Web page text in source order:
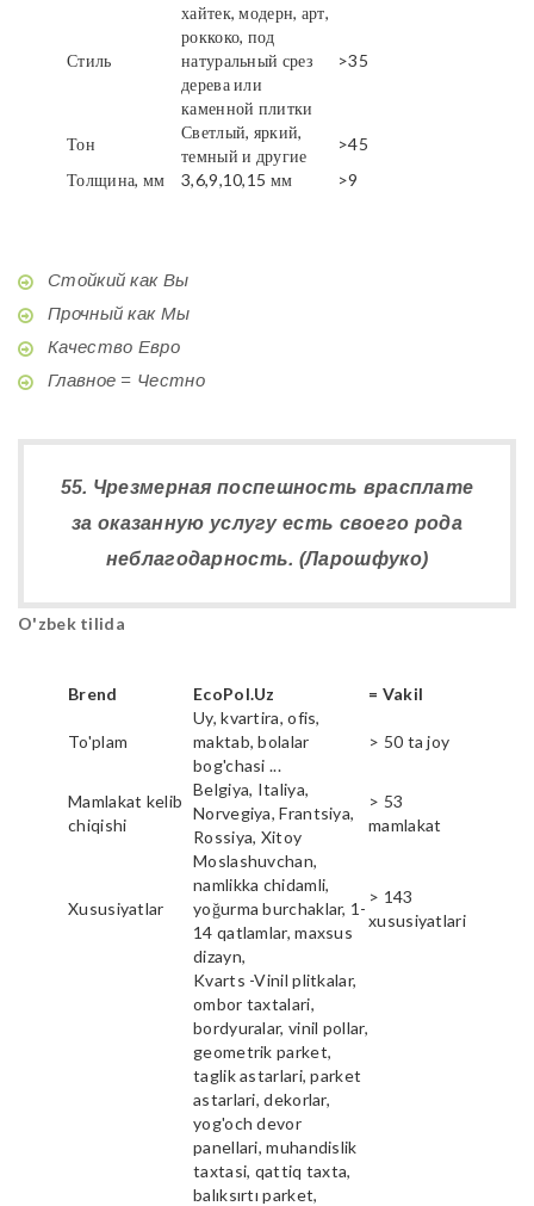
Стиль
хайтек, модерн, арт,
роккоко, под
натуральный срез
дерева или
каменной плитки
>35
Тон
Светлый, яркий,
темный и другие
>45
Толщина, мм
3,6,9,10,15 мм >9
Стойкий как Вы
Прочный как Мы
Качество Евро
Главное = Честно
55. Чрезмерная поспешность врасплате
за оказанную услугу есть своего рода
неблагодарность. (Ларошфуко)
O'zbek tilida
Brend EcoPol.Uz = Vakil
To'plam
Uy, kvartira, ofis,
maktab, bolalar
bog'chasi ...
> 50 ta joy
Mamlakat kelib
chiqishi
Belgiya, Italiya,
Norvegiya, Frantsiya,
Rossiya, Xitoy
> 53
mamlakat
Xususiyatlar
Moslashuvchan,
namlikka chidamli,
yoğurma burchaklar, 1-
14 qatlamlar, maxsus
dizayn,
> 143
xususiyatlari
Kvarts -Vinil plitkalar,
ombor taxtalari,
bordyuralar, vinil pollar,
geometrik parket,
taglik astarlari, parket
astarlari, dekorlar,
yog'och devor
panellari, muhandislik
taxtasi, qattiq taxta,
balıksırtı parket,